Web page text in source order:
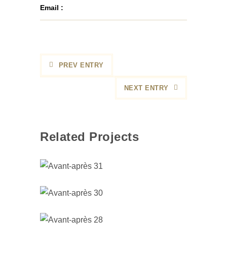
Email :
PREV ENTRY
NEXT ENTRY
Related Projects